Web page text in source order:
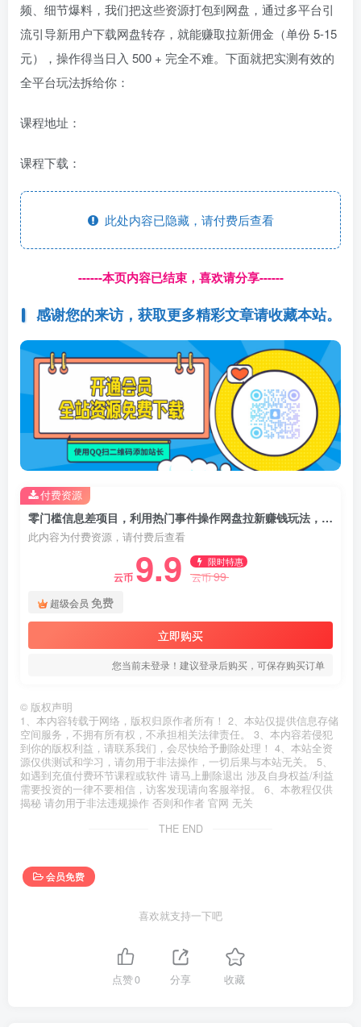
频、细节爆料，我们把这些资源打包到网盘，通过多平台引
流引导新用户下载网盘转存，就能赚取拉新佣金（单份 5-15
元），操作得当日入 500 + 完全不难。下面就把实测有效的
全平台玩法拆给你：
课程地址：
课程下载：
此处内容已隐藏，请付费后查看
------本页内容已结束，喜欢请分享------
感谢您的来访，获取更多精彩文章请收藏本站。
零门槛信息差项目，利用热门事件操作网盘拉新赚钱玩法，日收益500+
此内容为付费资源，请付费后查看
云币 9.9 限时特惠
云币99
超级会员 免费
立即购买
您当前未登录！建议登录后购买，可保存购买订单
付费资源
© 版权声明
1、本内容转载于网络，版权归原作者所有！ 2、本站仅提供信息存储
空间服务，不拥有所有权，不承担相关法律责任。 3、本内容若侵犯
到你的版权利益，请联系我们，会尽快给予删除处理！ 4、本站全资
源仅供测试和学习，请勿用于非法操作，一切后果与本站无关。 5、
如遇到充值付费环节课程或软件 请马上删除退出 涉及自身权益/利益
需要投资的一律不要相信，访客发现请向客服举报。 6、本教程仅供
揭秘 请勿用于非法违规操作 否则和作者 官网 无关
THE END
会员免费
喜欢就支持一下吧
点赞0 分享 收藏